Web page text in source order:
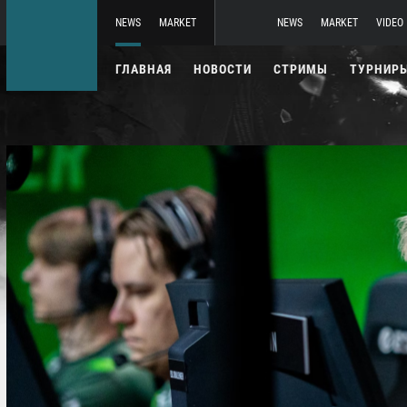
NEWS MARKET NEWS MARKET VIDEO
ГЛАВНАЯ НОВОСТИ СТРИМЫ